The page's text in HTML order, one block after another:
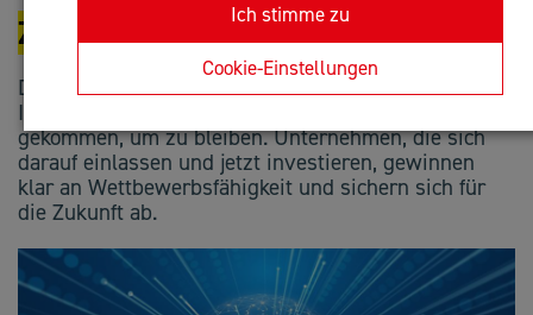
Ich stimme zu
Cookie-Einstellungen
ZEIT FÜR EINEN GAMECHANGER
DIGITALISIERUNG. Virtual-Reality, Künstliche
Intelligenz, Automatisierung und Co. sind
gekommen, um zu bleiben. Unternehmen, die sich
darauf einlassen und jetzt investieren, gewinnen
klar an Wettbewerbsfähigkeit und sichern sich für
die Zukunft ab.